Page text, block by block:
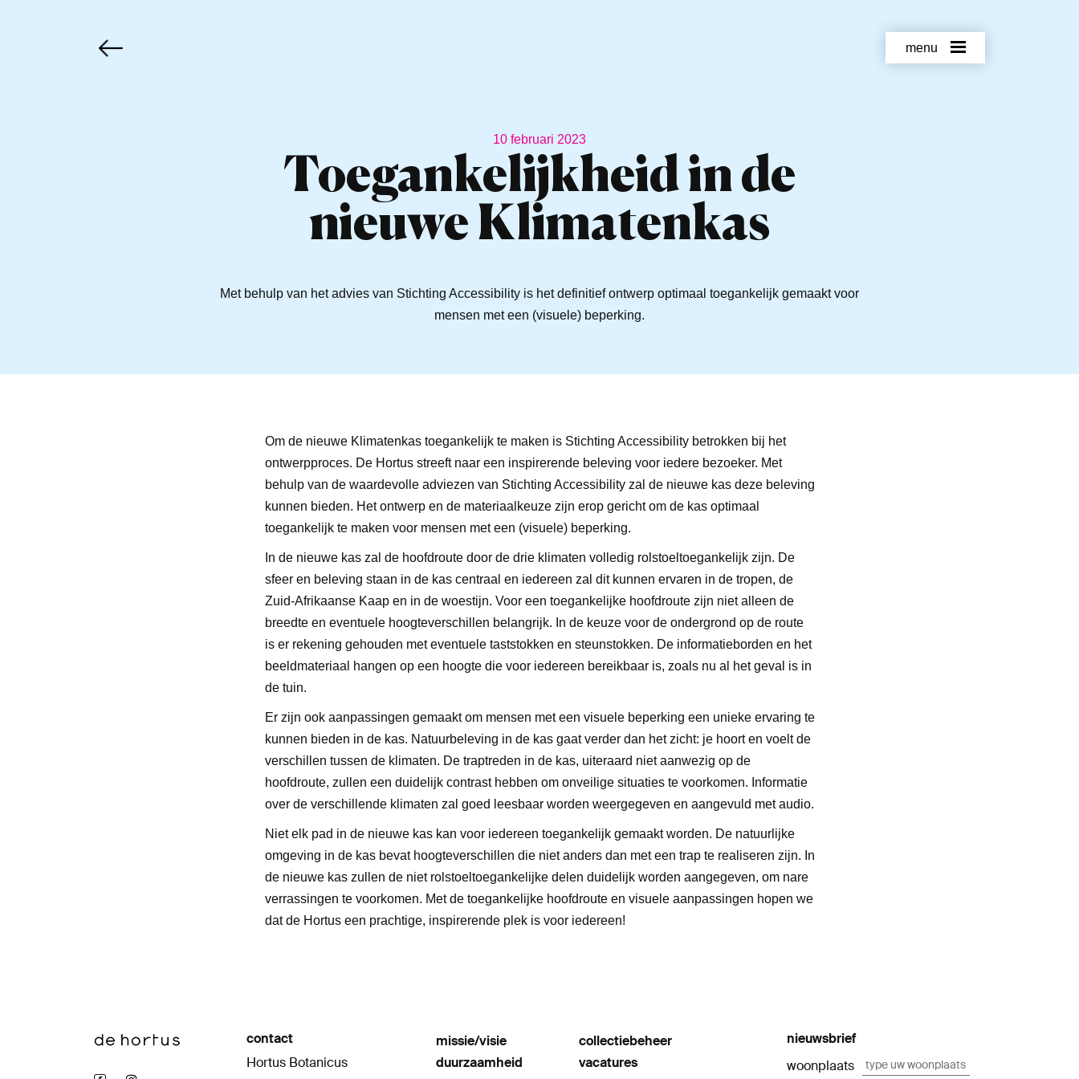
menu
10 februari 2023
Toegankelijkheid in de
nieuwe Klimatenkas
Met behulp van het advies van Stichting Accessibility is het definitief ontwerp optimaal toegankelijk gemaakt voor
mensen met een (visuele) beperking.
Om de nieuwe Klimatenkas toegankelijk te maken is Stichting Accessibility betrokken bij het
ontwerpproces. De Hortus streeft naar een inspirerende beleving voor iedere bezoeker. Met
behulp van de waardevolle adviezen van Stichting Accessibility zal de nieuwe kas deze beleving
kunnen bieden. Het ontwerp en de materiaalkeuze zijn erop gericht om de kas optimaal
toegankelijk te maken voor mensen met een (visuele) beperking.
In de nieuwe kas zal de hoofdroute door de drie klimaten volledig rolstoeltoegankelijk zijn. De
sfeer en beleving staan in de kas centraal en iedereen zal dit kunnen ervaren in de tropen, de
Zuid-Afrikaanse Kaap en in de woestijn. Voor een toegankelijke hoofdroute zijn niet alleen de
breedte en eventuele hoogteverschillen belangrijk. In de keuze voor de ondergrond op de route
is er rekening gehouden met eventuele taststokken en steunstokken. De informatieborden en het
beeldmateriaal hangen op een hoogte die voor iedereen bereikbaar is, zoals nu al het geval is in
de tuin.
Er zijn ook aanpassingen gemaakt om mensen met een visuele beperking een unieke ervaring te
kunnen bieden in de kas. Natuurbeleving in de kas gaat verder dan het zicht: je hoort en voelt de
verschillen tussen de klimaten. De traptreden in de kas, uiteraard niet aanwezig op de
hoofdroute, zullen een duidelijk contrast hebben om onveilige situaties te voorkomen. Informatie
over de verschillende klimaten zal goed leesbaar worden weergegeven en aangevuld met audio.
Niet elk pad in de nieuwe kas kan voor iedereen toegankelijk gemaakt worden. De natuurlijke
omgeving in de kas bevat hoogteverschillen die niet anders dan met een trap te realiseren zijn. In
de nieuwe kas zullen de niet rolstoeltoegankelijke delen duidelijk worden aangegeven, om nare
verrassingen te voorkomen. Met de toegankelijke hoofdroute en visuele aanpassingen hopen we
dat de Hortus een prachtige, inspirerende plek is voor iedereen!
contact
Hortus Botanicus
missie/visie
duurzaamheid
collectiebeheer
vacatures
nieuwsbrief
woonplaats